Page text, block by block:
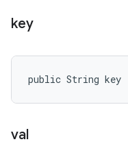
key
public String key
val